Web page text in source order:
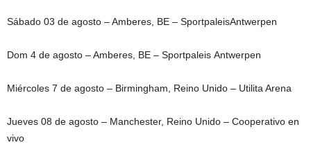
Sábado 03 de agosto – Amberes, BE – SportpaleisAntwerpen
Dom 4 de agosto – Amberes, BE – Sportpaleis Antwerpen
Miércoles 7 de agosto – Birmingham, Reino Unido – Utilita Arena
Jueves 08 de agosto – Manchester, Reino Unido – Cooperativo en
vivo